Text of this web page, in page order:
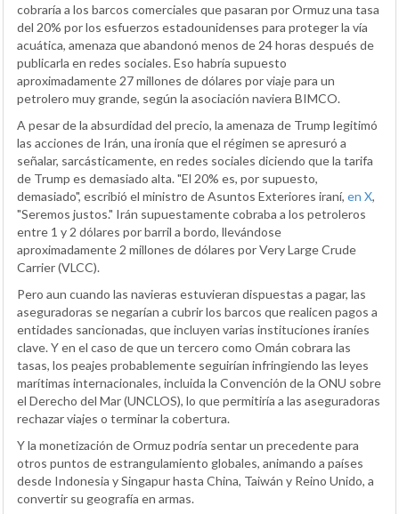
cobraría a los barcos comerciales que pasaran por Ormuz una tasa
del 20% por los esfuerzos estadounidenses para proteger la vía
acuática, amenaza que abandonó menos de 24 horas después de
publicarla en redes sociales. Eso habría supuesto
aproximadamente 27 millones de dólares por viaje para un
petrolero muy grande, según la asociación naviera BIMCO.
A pesar de la absurdidad del precio, la amenaza de Trump legitimó
las acciones de Irán, una ironía que el régimen se apresuró a
señalar, sarcásticamente, en redes sociales diciendo que la tarifa
de Trump es demasiado alta. "El 20% es, por supuesto,
demasiado", escribió el ministro de Asuntos Exteriores iraní, en X,
"Seremos justos." Irán supuestamente cobraba a los petroleros
entre 1 y 2 dólares por barril a bordo, llevándose
aproximadamente 2 millones de dólares por Very Large Crude
Carrier (VLCC).
Pero aun cuando las navieras estuvieran dispuestas a pagar, las
aseguradoras se negarían a cubrir los barcos que realicen pagos a
entidades sancionadas, que incluyen varias instituciones iraníes
clave. Y en el caso de que un tercero como Omán cobrara las
tasas, los peajes probablemente seguirían infringiendo las leyes
marítimas internacionales, incluida la Convención de la ONU sobre
el Derecho del Mar (UNCLOS), lo que permitiría a las aseguradoras
rechazar viajes o terminar la cobertura.
Y la monetización de Ormuz podría sentar un precedente para
otros puntos de estrangulamiento globales, animando a países
desde Indonesia y Singapur hasta China, Taiwán y Reino Unido, a
convertir su geografía en armas.